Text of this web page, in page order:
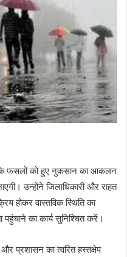
कि फसलों को हुए नुकसान का आकलन
उन्होंने जिलाधिकारी और राहत
होकर वास्तविक स्थिति का
का कार्य सुनिश्चित करें।
प्रशासन का त्वरित हस्तक्षेप